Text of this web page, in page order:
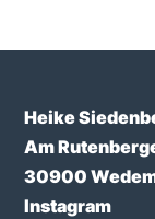
Heike
Am
30900
Instagram